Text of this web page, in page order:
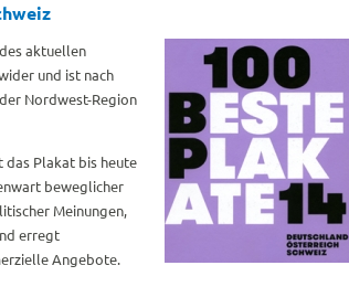
aktuellen
und ist nach
Nordwest-Region
Plakat bis heute
beweglicher
Meinungen,
erregt
Angebote.